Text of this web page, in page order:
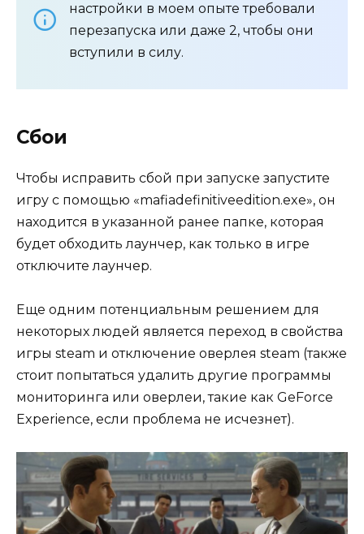
настройки в моем опыте требовали
перезапуска или даже 2, чтобы они
вступили в силу.
Сбои
Чтобы исправить сбой при запуске запустите
игру с помощью «mafiadefinitiveedition.exe», он
находится в указанной ранее папке, которая
будет обходить лаунчер, как только в игре
отключите лаунчер.
Еще одним потенциальным решением для
некоторых людей является переход в свойства
игры steam и отключение оверлея steam (также
стоит попытаться удалить другие программы
мониторинга или оверлеи, такие как GeForce
Experience, если проблема не исчезнет).